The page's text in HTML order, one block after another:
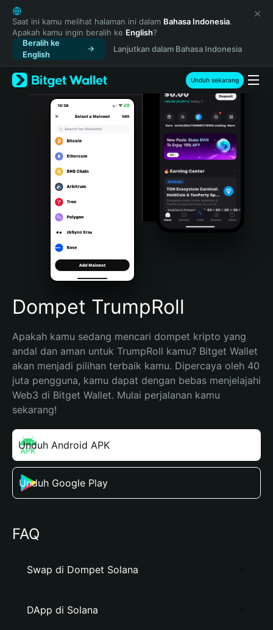
English
日本語
Tiếng Việt
Русский
Español (Latinoamérica)
Türkçe
Italiano
Português (Portugal)
Bahasa Indonesia
Português (Brasil)
Español (Argentina)
Saat ini kamu melihat halaman ini dalam Bahasa Indonesia.
Apakah kamu ingin beralih ke English?
Beralih ke
English
Lanjutkan dalam Bahasa Indonesia
Unduh sekarang
Dompet TrumpRoll
Apakah kamu sedang mencari dompet kripto yang
andal dan aman untuk TrumpRoll kamu? Bitget Wallet
akan menjadi pilihan terbaik kamu. Dipercaya oleh 40
juta pengguna, kamu dapat dengan bebas menjelajahi
Web3 di Bitget Wallet. Mulai perjalanan kamu
sekarang!
Unduh Android APK
Unduh Google Play
FAQ
Swap di Dompet Solana
DApp di Solana